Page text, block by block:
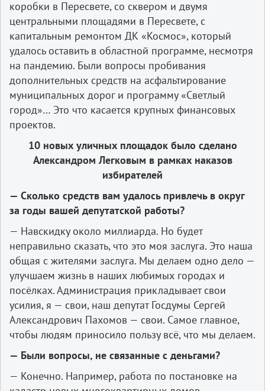
коробки в Пересвете, со сквером и двумя
центральными площадями в Пересвете, с
капитальным ремонтом ДК «Космос», который
удалось оставить в областной программе, несмотря
на пандемию. Были вопросы пробивания
дополнительных средств на асфальтирование
муниципальных дорог и программу «Светлый
город»… Это что касается крупных финансовых
проектов.
10 новых уличных площадок было сделано
Александром Легковым в рамках наказов
избирателей
— Сколько средств вам удалось привлечь в округ
за годы вашей депутатской работы?
— Навскидку около миллиарда. Но будет
неправильно сказать, что это моя заслуга. Это наша
общая с жителями заслуга. Мы делаем одно дело —
улучшаем жизнь в наших любимых городах и
посёлках. Администрация прикладывает свои
усилия, я — свои, наш депутат Госдумы Сергей
Александрович Пахомов — свои. Самое главное,
чтобы людям приносило пользу всё, что мы делаем.
— Были вопросы, не связанные с деньгами?
— Конечно. Например, работа по постановке на